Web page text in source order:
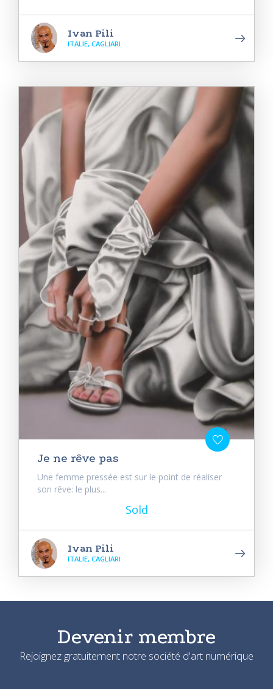
Ivan Pili
ITALIE, CAGLIARI
Je ne rêve pas
Une femme pressée est sur le point de réaliser
son rêve: le plus...
Sold
Ivan Pili
ITALIE, CAGLIARI
Devenir membre
Rejoignez gratuitement notre société d'art numérique